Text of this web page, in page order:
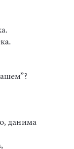
данима